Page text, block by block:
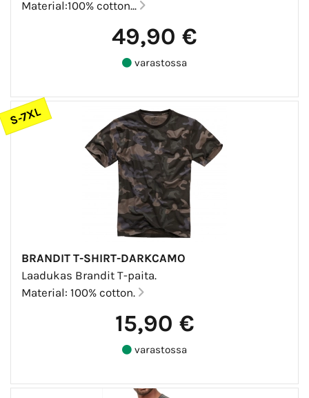
Material:100% cotton...
49,90 €
varastossa
S-7XL
BRANDIT T-SHIRT-DARKCAMO
Laadukas Brandit T-paita.
Material: 100% cotton.
15,90 €
varastossa